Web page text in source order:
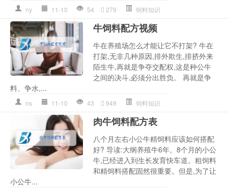
ny 11-10 54 279 饲料知识
牛饲料配方视频
牛在养殖场怎么才能让它不打架? 牛在
打架,无非几种原因,排外欺生,排挤外来
陌生牛,再就是争夺交配权,这是种公牛
之间的决斗,必须分出胜负。 再就是争
料、争水,...
ns 11-10 43 949 饲料知识
肉牛饲料配方表
八个月左右小公牛精饲料应该如何搭配
好? 导读:大纲养殖牛6年。8个月的小公
牛,已经进入到生长发育快车道。粗饲料
和精饲料搭配固然很重要。但是,为了让
小公牛...